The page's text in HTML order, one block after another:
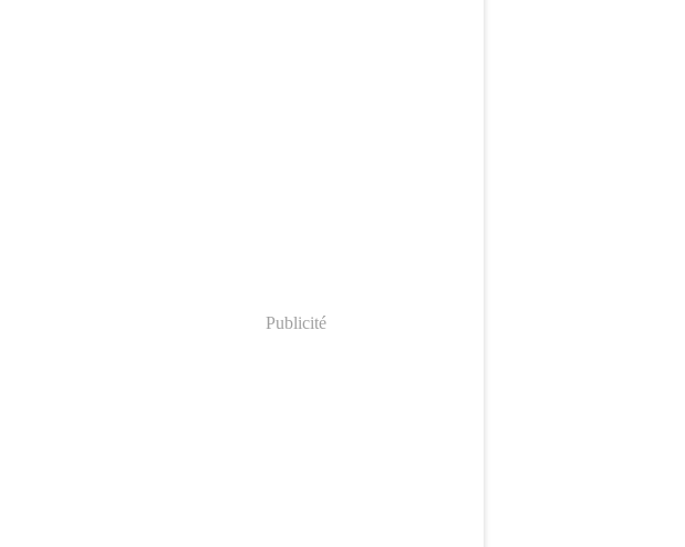
Publicité